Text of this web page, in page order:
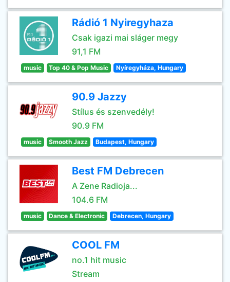
Rádió 1 Nyiregyhaza
Csak igazi mai sláger megy
91,1 FM
music Top 40 & Pop Music Nyíregyháza, Hungary
90.9 Jazzy
Stílus és szenvedély!
90.9 FM
music Smooth Jazz Budapest, Hungary
Best FM Debrecen
A Zene Radioja...
104.6 FM
music Dance & Electronic Debrecen, Hungary
COOL FM
no.1 hit music
Stream